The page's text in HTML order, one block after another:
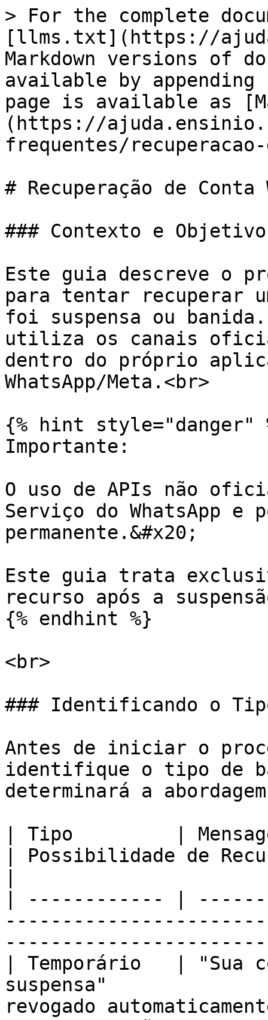
> For the complete
[llms.txt](https://
Markdown versions of
available by
page is available as
(https://
frequentes/
# Recuperação de Conta
### Contexto e Objetivo
Este guia descreve o
para tentar recuperar
foi suspensa ou
utiliza os canais
dentro do próprio
WhatsApp/Meta.<br>
{% hint style="danger"
Importante:
O uso de APIs não
Serviço do WhatsApp e
permanente.&#x20;
Este guia trata
recurso após a
{% endhint %}
<br>
### Identificando o
Antes de iniciar o
identifique o tipo de
determinará a
| Tipo         |
| Possibilidade de
| ------------ |
| Temporário   | "Sua
suspensa"
revogado